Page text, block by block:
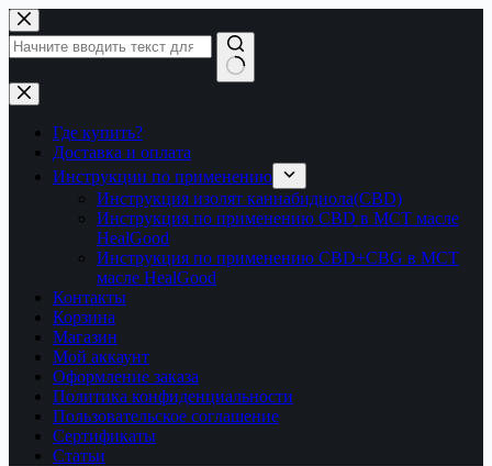
Перейти
к
сути
Ничего
не
найденоГде купить?
Доставка и оплата
Инструкции по применению
Инструкция изолят каннабидиола(CBD)
Инструкция по применению CBD в МСТ масле
HealGood
Инструкция по применению CBD+CBG в МСТ
масле HealGood
Контакты
Корзина
Магазин
Мой аккаунт
Оформление заказа
Политика конфиденциальности
Пользовательское соглашение
Сертификаты
Статьи